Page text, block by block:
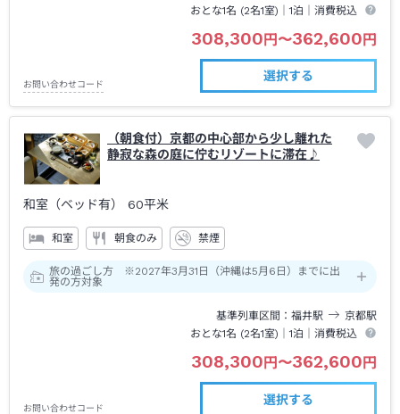
おとな1名 (2名1室)｜1泊 ｜消費税込
308,300円〜362,600円
お問い合わせコード
選択する
（朝食付）京都の中心部から少し離れた
静寂な森の庭に佇むリゾートに滞在♪
和室（ベッド有） 60平米
和室 朝食のみ 禁煙
旅の過ごし方 ※2027年3月31日（沖縄は5月6日）までに出
発の方対象
基準列車区間 福井駅 京都駅
おとな1名 (2名1室)｜1泊 ｜消費税込
308,300 円 〜362,600 円
お問い合わせコード
選択する